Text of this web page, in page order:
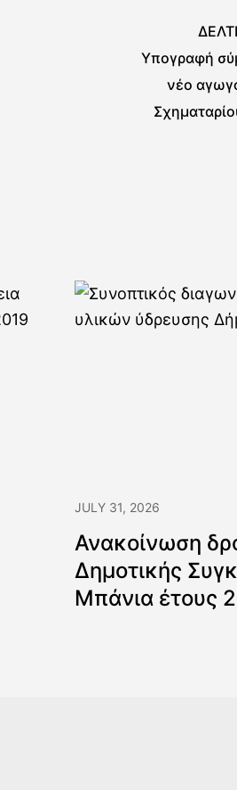
Υπογραφή
νέο
JULY 31, 2026
Ανακοίνωση
Δημοτικής
Μπάνια έτους